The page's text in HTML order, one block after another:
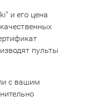
и его цена
пульты
с вашим